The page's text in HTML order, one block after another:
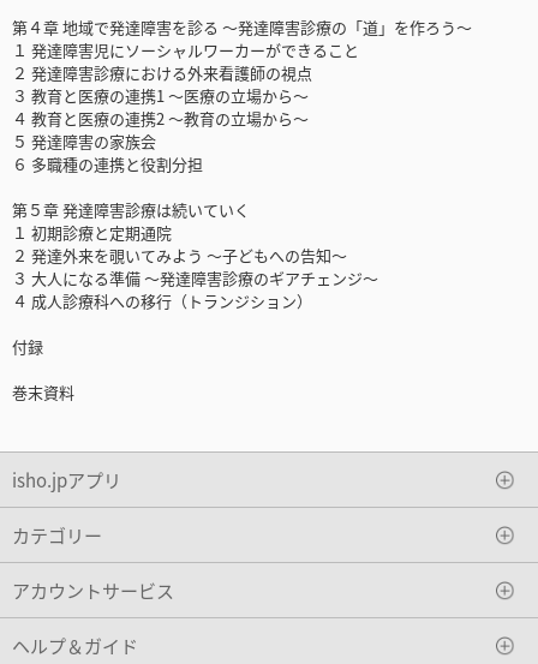
第４章 地域で発達障害を診る ～発達障害診療の「道」を作ろう～
１ 発達障害児にソーシャルワーカーができること
２ 発達障害診療における外来看護師の視点
３ 教育と医療の連携1 ～医療の立場から～
４ 教育と医療の連携2 ～教育の立場から～
５ 発達障害の家族会
６ 多職種の連携と役割分担
第５章 発達障害診療は続いていく
１ 初期診療と定期通院
２ 発達外来を覗いてみよう ～子どもへの告知～
３ 大人になる準備 ～発達障害診療のギアチェンジ～
４ 成人診療科への移行（トランジション）
付録
巻末資料
isho.jpアプリ
カテゴリー
アカウントサービス
ヘルプ＆ガイド